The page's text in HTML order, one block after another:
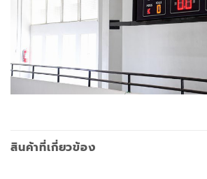
สินค้าที่เกี่ยวข้อง